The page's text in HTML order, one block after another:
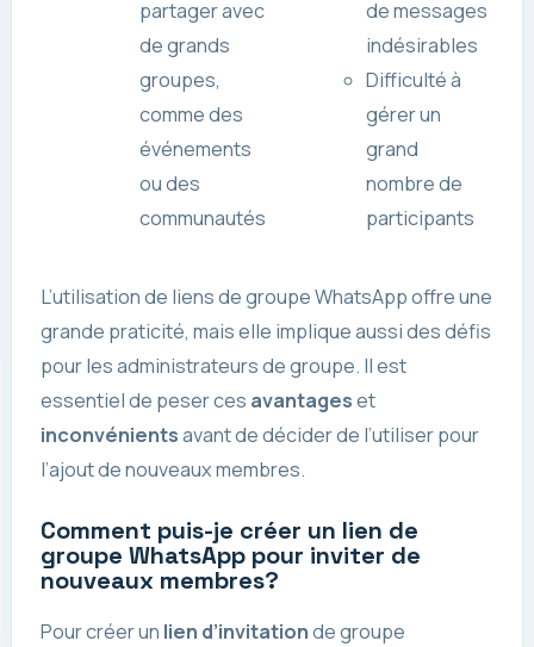
partager avec
de grands
groupes,
comme des
événements
ou des
communautés
de messages
indésirables
Difficulté à
gérer un
grand
nombre de
participants
L’utilisation de liens de groupe WhatsApp offre une
grande praticité, mais elle implique aussi des défis
pour les administrateurs de groupe. Il est
essentiel de peser ces avantageset
inconvénientsavant de décider de l’utiliser pour
l’ajout de nouveaux membres.
Comment puis-je créer un lien de
groupe WhatsApp pour inviter de
nouveaux membres?
Pour créer un lien d’invitationde groupe